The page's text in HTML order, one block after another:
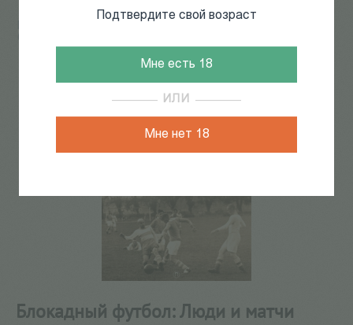
Подтвердите свой возраст
Мне есть 18
ИЛИ
Мне нет 18
Блокадный футбол: Люди и матчи